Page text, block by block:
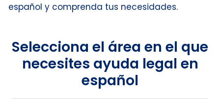
español y comprenda tus necesidades.
Selecciona el área en el que
necesites ayuda legal en
español